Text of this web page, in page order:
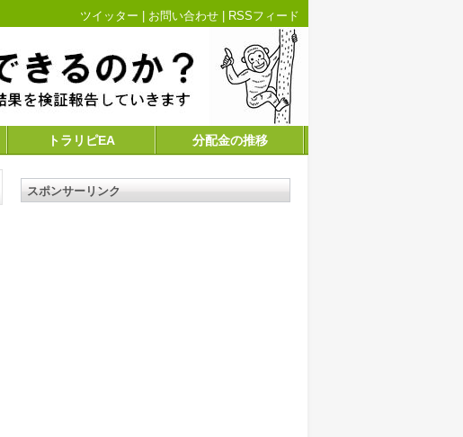
ツイッター お問い合わせ RSSフィード
トラリピEA 分配金の推移
スポンサーリンク